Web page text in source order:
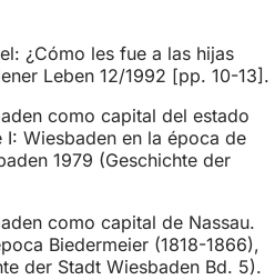
¿Cómo les fue a las hijas
Leben 12/1992 [pp. 10-13].
como capital del estado
Wiesbaden en la época de
1979 (Geschichte der
como capital de Nassau.
Biedermeier (1818-1866),
der Stadt Wiesbaden Bd. 5).